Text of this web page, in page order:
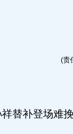
(责
替补登场难